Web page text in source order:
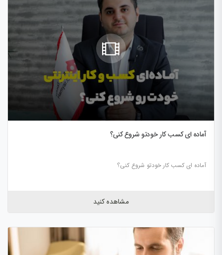
آماده ای کسب کار خودتو شروع کنی؟
آماده ای کسب کار خودتو شروع کنی؟
مشاهده کنید